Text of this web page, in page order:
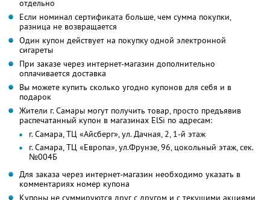
отдельно
Если номинал сертификата больше, чем сумма покупки,
разница не возвращается
Один купон действует на покупку одной электронной
сигареты
При заказе через интернет-магазин дополнительно
оплачивается доставка
Вы можете купить сколько угодно купонов для себя и в
подарок
Жители г. Самары могут получить товар, просто предъявив
распечатанный купон в магазинах ElSi по адресам:
г. Самара, ТЦ «Айсберг», ул. Дачная, 2, 1-й этаж
г. Самара, ТЦ «Европа», ул.Фрунзе, 96, цокольный этаж, сек.
№004Б
Для заказа через интернет-магазин необходимо указать в
комментариях номер купона
Купоны не суммируются друг с другом и с текущими акциями